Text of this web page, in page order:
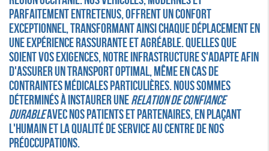
parfaitement entretenus, offrent un confort
exceptionnel, transformant ainsi chaque déplacement en
une expérience rassurante et agréable. Quelles que
soient vos exigences, notre infrastructure s'adapte afin
d'assurer un transport optimal, même en cas de
contraintes médicales particulières. Nous sommes
déterminés à instaurer unerelation de confiance
durableavec nos patients et partenaires, en plaçant
l'humain et la qualité de service au centre de nos
préoccupations.